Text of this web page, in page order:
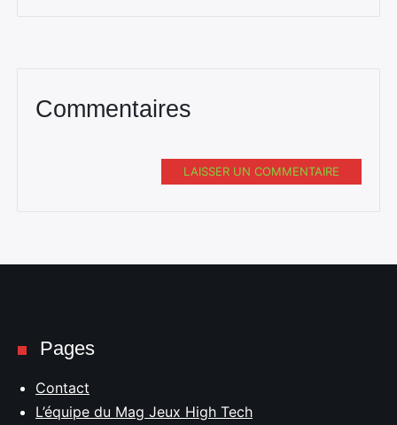
Commentaires
LAISSER UN COMMENTAIRE
Pages
Contact
L’équipe du Mag Jeux High Tech